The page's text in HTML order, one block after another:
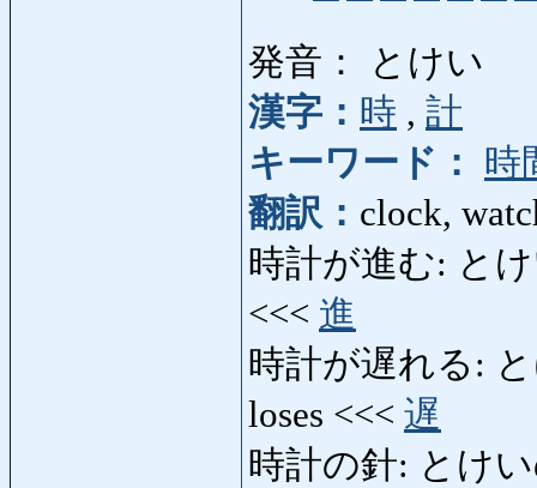
発音： とけい
漢字： 時 , 計
キーワード：
時
翻訳： clock,
時計が進む: と
<<< 進
時計が遅れる:
loses <<< 遅
時計の針: とけ